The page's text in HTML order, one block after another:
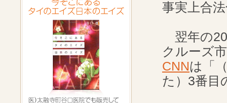
事実上合
翌年の
クルーズ
CNNは「
た）3番目